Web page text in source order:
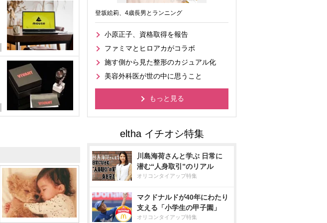
登坂絵莉、4歳長男とランニング
小原正子、資格取得を報告
ファミマとヒロアカがコラボ
施す側から見た整形のカジュアル化
美容外科医が世の中に思うこと
もっと見る
川島海荷さんと学ぶ 日常に
潜む“人身取引”のリアル
オリコンタイアップ特集
マクドナルドが40年にわたり
支える「小学生の甲子園」
オリコンタイアップ特集